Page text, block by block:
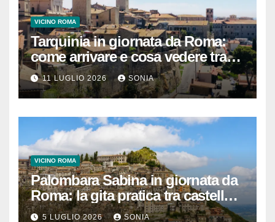
VICINO ROMA
Tarquinia in giornata da Roma:
come arrivare e cosa vedere tra
necropoli etrusca, museo e
centro storico
11 LUGLIO 2026 SONIA
VICINO ROMA
Palombara Sabina in giornata da
Roma: la gita pratica tra castello,
vicoli e Terme di Cretone
5 LUGLIO 2026 SONIA